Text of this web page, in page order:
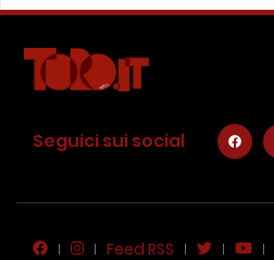
Seguici sui social
Feed RSS